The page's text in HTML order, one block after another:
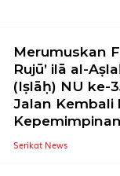
Merumuskan
Rujū’ ilā al-
(Iṣlāḥ) NU ke-
Jalan Kembali
Serikat News